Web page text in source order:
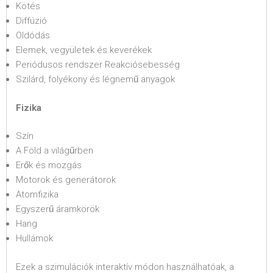
Kötés
Diffúzió
Oldódás
Elemek, vegyületek és keverékek
Periódusos rendszer Reakciósebesség
Szilárd, folyékony és légnemű anyagok
Fizika
Szín
A Föld a világűrben
Erők és mozgás
Motorok és generátorok
Atomfizika
Egyszerű áramkörök
Hang
Hullámok
Ezek a szimulációk interaktív módon használhatóak, a